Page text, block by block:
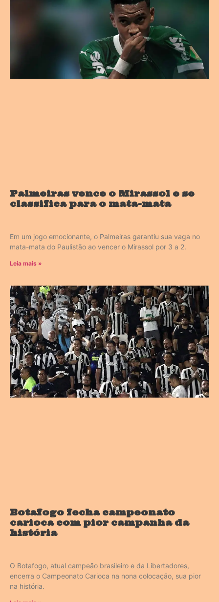
Palmeiras vence o Mirassol e se
classifica para o mata-mata
Em um jogo emocionante, o Palmeiras garantiu sua vaga no
mata-mata do Paulistão ao vencer o Mirassol por 3 a 2.
Leia mais »
Botafogo fecha campeonato
carioca com pior campanha da
história
O Botafogo, atual campeão brasileiro e da Libertadores,
encerra o Campeonato Carioca na nona colocação, sua pior
na história.